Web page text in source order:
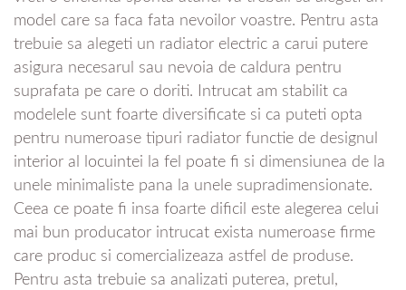
model care sa faca fata nevoilor voastre. Pentru asta
trebuie sa alegeti un radiator electric a carui putere
asigura necesarul sau nevoia de caldura pentru
suprafata pe care o doriti. Intrucat am stabilit ca
modelele sunt foarte diversificate si ca puteti opta
pentru numeroase tipuri radiator functie de designul
interior al locuintei la fel poate fi si dimensiunea de la
unele minimaliste pana la unele supradimensionate.
Ceea ce poate fi insa foarte dificil este alegerea celui
mai bun producator intrucat exista numeroase firme
care produc si comercializeaza astfel de produse.
Pentru asta trebuie sa analizati puterea, pretul,